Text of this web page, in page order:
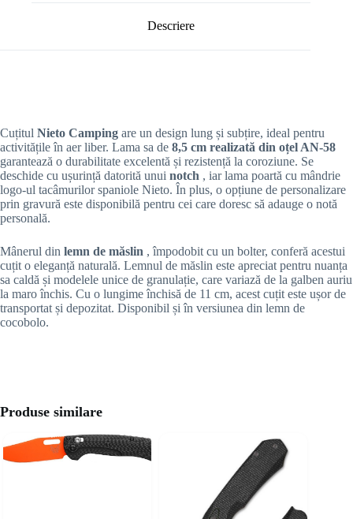
Descriere
Cuțitul Nieto Camping are un design lung și subțire, ideal pentru
activitățile în aer liber. Lama sa de 8,5 cm realizată din oțel AN-58
garantează o durabilitate excelentă și rezistență la coroziune. Se
deschide cu ușurință datorită unui notch , iar lama poartă cu mândrie
logo-ul tacâmurilor spaniole Nieto. În plus, o opțiune de personalizare
prin gravură este disponibilă pentru cei care doresc să adauge o notă
personală.
Mânerul din lemn de măslin , împodobit cu un bolter, conferă acestui
cuțit o eleganță naturală. Lemnul de măslin este apreciat pentru nuanța
sa caldă și modelele unice de granulație, care variază de la galben auriu
la maro închis. Cu o lungime închisă de 11 cm, acest cuțit este ușor de
transportat și depozitat. Disponibil și în versiunea din lemn de
cocobolo.
Produse similare